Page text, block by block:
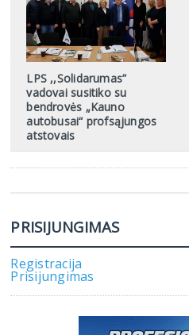
LPS ,,Solidarumas”
vadovai susitiko su
bendrovės „Kauno
autobusai“ profsąjungos
atstovais
PRISIJUNGIMAS
Registracija
Prisijungimas